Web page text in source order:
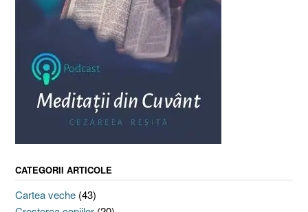
CATEGORII ARTICOLE
Cartea veche (43)